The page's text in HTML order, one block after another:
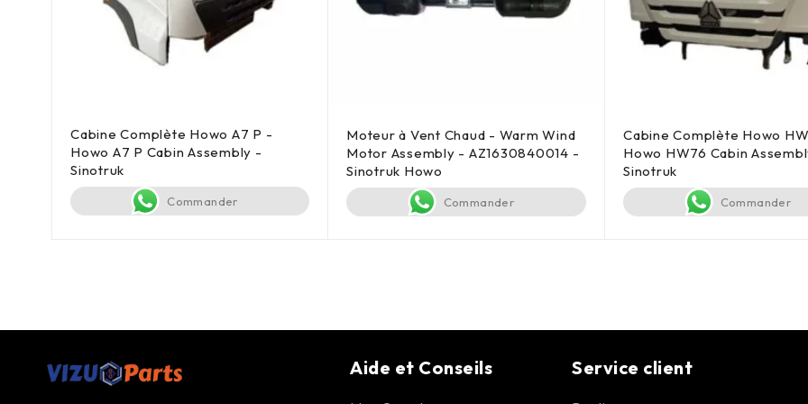
Cabine Complète Howo A7 P -
Howo A7 P Cabin Assembly -
Sinotruk
Commander
Moteur à Vent Chaud - Warm Wind
Motor Assembly - AZ1630840014 -
Sinotruk Howo
Commander
Cabine Complète Howo
Howo HW76 Cabin
Sinotruk
Commander
Aide et Conseils Service client